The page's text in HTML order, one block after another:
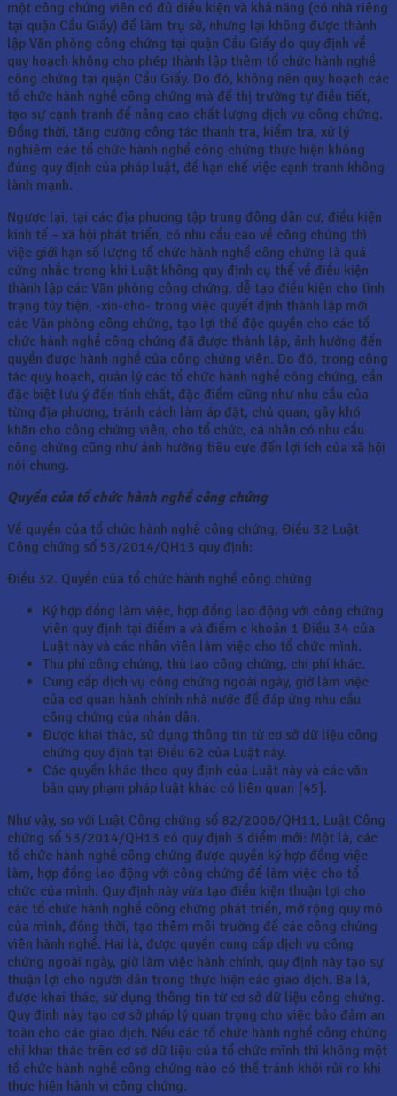
một công chứng viên có đủ điều kiện và khả năng (có nhà riêng
tại quận Cầu Giấy) để làm trụ sở, nhưng lại không được thành
lập Văn phòng công chứng tại quận Cầu Giấy do quy định về
quy hoạch không cho phép thành lập thêm tổ chức hành nghề
công chứng tại quận Cầu Giấy. Do đó, không nên quy hoạch các
tổ chức hành nghề công chứng mà để thị trường tự điều tiết,
tạo sự cạnh tranh để nâng cao chất lượng dịch vụ công chứng.
Đồng thời, tăng cường công tác thanh tra, kiểm tra, xử lý
nghiêm các tổ chức hành nghề công chứng thực hiện không
đúng quy định của pháp luật, để hạn chế việc cạnh tranh không
lành mạnh.
Ngược lại, tại các địa phương tập trung đông dân cư, điều kiện
kinh tế – xã hội phát triển, có nhu cầu cao về công chứng thì
việc giới hạn số lượng tổ chức hành nghề công chứng là quá
cứng nhắc trong khi Luật không quy định cụ thể về điều kiện
thành lập các Văn phòng công chứng, dễ tạo điều kiện cho tình
trạng tùy tiện, -xin-cho- trong việc quyết định thành lập mới
các Văn phòng công chứng, tạo lợi thế độc quyền cho các tổ
chức hành nghề công chứng đã được thành lập, ảnh hưởng đến
quyền được hành nghề của công chứng viên. Do đó, trong công
tác quy hoạch, quản lý các tổ chức hành nghề công chứng, cần
đặc biệt lưu ý đến tính chất, đặc điểm cũng như nhu cầu của
từng địa phương, tránh cách làm áp đặt, chủ quan, gây khó
khăn cho công chứng viên, cho tổ chức, cá nhân có nhu cầu
công chứng cũng như ảnh hưởng tiêu cực đến lợi ích của xã hội
nói chung.
Quyền của tổ chức hành nghề công chứng
Về quyền của tổ chức hành nghề công chứng, Điều 32 Luật
Công chứng số 53/2014/QH13 quy định:
Điều 32. Quyền của tổ chức hành nghề công chứng
Ký hợp đồng làm việc, hợp đồng lao động với công chứng
viên quy định tại điểm a và điểm c khoản 1 Điều 34 của
Luật này và các nhân viên làm việc cho tổ chức mình.
Thu phí công chứng, thù lao công chứng, chi phí khác.
Cung cấp dịch vụ công chứng ngoài ngày, giờ làm việc
của cơ quan hành chính nhà nước để đáp ứng nhu cầu
công chứng của nhân dân.
Được khai thác, sử dụng thông tin từ cơ sở dữ liệu công
chứng quy định tại Điều 62 của Luật này.
Các quyền khác theo quy định của Luật này và các văn
bản quy phạm pháp luật khác có liên quan [45].
Như vậy, so với Luật Công chứng số 82/2006/QH11, Luật Công
chứng số 53/2014/QH13 có quy định 3 điểm mới: Một là, các
tổ chức hành nghề công chứng được quyền ký hợp đồng việc
làm, hợp đồng lao động với công chứng để làm việc cho tổ
chức của mình. Quy định này vừa tạo điều kiện thuận lợi cho
các tổ chức hành nghề công chứng phát triển, mở rộng quy mô
của mình, đồng thời, tạo thêm môi trường để các công chứng
viên hành nghề. Hai là, được quyền cung cấp dịch vụ công
chứng ngoài ngày, giờ làm việc hành chính, quy định này tạo sự
thuận lợi cho người dân trong thực hiện các giao dịch. Ba là,
được khai thác, sử dụng thông tin từ cơ sở dữ liệu công chứng.
Quy định này tạo cơ sở pháp lý quan trọng cho việc bảo đảm an
toàn cho các giao dịch. Nếu các tổ chức hành nghề công chứng
chỉ khai thác trên cơ sở dữ liệu của tổ chức mình thì không một
tổ chức hành nghề công chứng nào có thể tránh khỏi rủi ro khi
thực hiện hành vi công chứng.